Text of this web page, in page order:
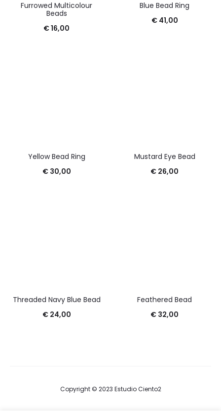
Furrowed Multicolour
Beads
€16,00
Blue Bead Ring
€41,00
Yellow Bead Ring
€30,00
Mustard Eye Bead
€ 26,00
Threaded Navy Blue Bead
€24,00
Feathered Bead
€ 32,00
Copyright © 2023 Estudio Ciento2